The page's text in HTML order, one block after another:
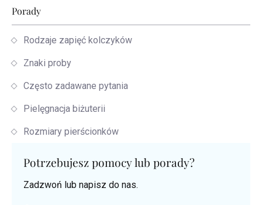
Porady
Rodzaje zapięć kolczyków
Znaki proby
Często zadawane pytania
Pielęgnacja biżuterii
Rozmiary pierścionków
Potrzebujesz pomocy lub porady?
Zadzwoń lub napisz do nas.